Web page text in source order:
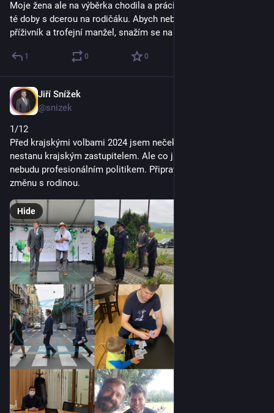
Moje žena ale na výběrka chodila a práci si našla a já jsem od
té doby s dcerou na rodičáku. Abych nebyl prachobyčejný
příživník a trofejní manžel, snažím se na rodičáku i pracovat.
1 0 0
Jiří Snížek
@snizek
1/12
Před krajskými volbami 2024 jsem nečekal, že se znovu
nestanu krajským zastupitelem. Ale co jsem čekal bylo, že už
nebudu profesionálním politikem. Připravovali jsme se na
změnu s rodinou.
Hide